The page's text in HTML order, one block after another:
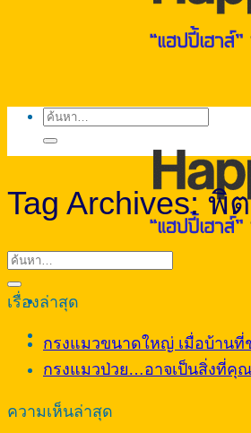
ค้นหา:
Tag Archives: พิ
เรื่องล่าสุด
กรงแมวขนาดใหญ่ เมื่อบ้านที่
กรงแมวป่วย…อาจเป็นสิ่งที่คุ
ความเห็นล่าสุด